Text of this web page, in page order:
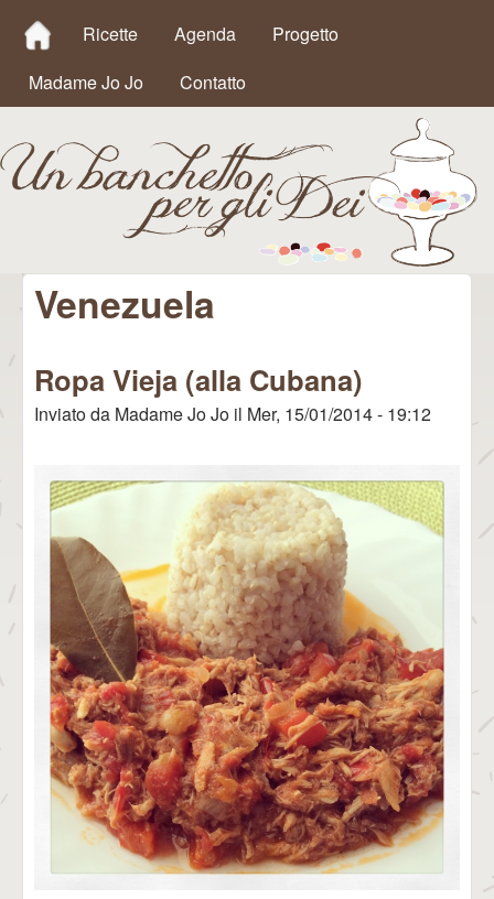
MAIN MENU
Ricette Agenda
Progetto
Madame Jo Jo
Contatto
Un
Banchetto
per gli Dei
Venezuela
Ropa Vieja (alla Cubana)
Inviato da Madame Jo Jo il Mer, 15/01/2014 - 19:12